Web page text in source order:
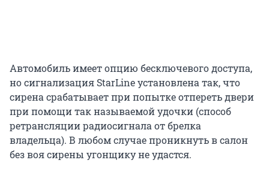
Автомобиль имеет опцию бесключевого доступа,
но сигнализация StarLine установлена так, что
сирена срабатывает при попытке отпереть двери
при помощи так называемой удочки (способ
ретрансляции радиосигнала от брелка
владельца). В любом случае проникнуть в салон
без воя сирены угонщику не удастся.